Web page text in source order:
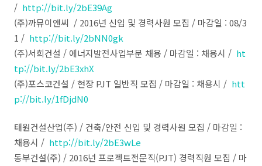
/ http://bit.ly/2bE39Ag
(주)까뮤이앤씨 / 2016년 신입 및 경력사원 모집 / 마감일 : 08/3
1 / http://bit.ly/2bNN0gk
(주)서희건설 / 에너지발전사업부문 채용 / 마감일 : 채용시 / ht
tp://bit.ly/2bE3xhX
(주)포스코건설 / 현장 PJT 일반직 모집 / 마감일 : 채용시 / htt
p://bit.ly/1fDjdN0
태원건설산업(주) / 건축/안전 신입 및 경력사원 모집 / 마감일 :
채용시 / http://bit.ly/2bE3wLe
동부건설(주) / 2016년 프로젝트전문직(PJT) 경력직원 모집 / 마